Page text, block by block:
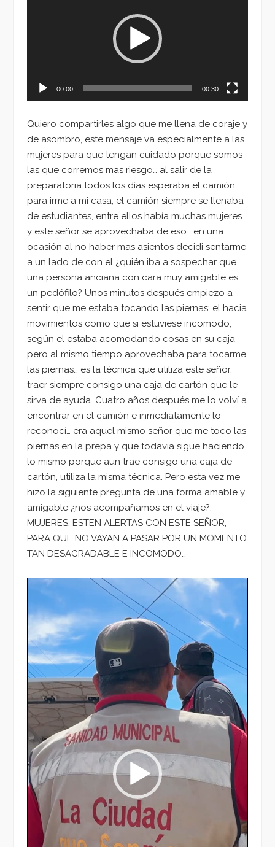
00:00 00:30
Quiero compartirles algo que me llena de coraje y
de asombro, este mensaje va especialmente a las
mujeres para que tengan cuidado porque somos
las que corremos mas riesgo… al salir de la
preparatoria todos los días esperaba el camión
para irme a mi casa, el camión siempre se llenaba
de estudiantes, entre ellos había muchas mujeres
y este señor se aprovechaba de eso… en una
ocasión al no haber mas asientos decidi sentarme
a un lado de con el ¿quién iba a sospechar que
una persona anciana con cara muy amigable es
un pedófilo? Unos minutos después empiezo a
sentir que me estaba tocando las piernas; el hacia
movimientos como que si estuviese incomodo,
según el estaba acomodando cosas en su caja
pero al mismo tiempo aprovechaba para tocarme
las piernas… es la técnica que utiliza este señor,
traer siempre consigo una caja de cartón que le
sirva de ayuda. Cuatro años después me lo volví a
encontrar en el camión e inmediatamente lo
reconocí… era aquel mismo señor que me toco las
piernas en la prepa y que todavía sigue haciendo
lo mismo porque aun trae consigo una caja de
cartón, utiliza la misma técnica. Pero esta vez me
hizo la siguiente pregunta de una forma amable y
amigable ¿nos acompañamos en el viaje?.
MUJERES, ESTEN ALERTAS CON ESTE SEÑOR,
PARA QUE NO VAYAN A PASAR POR UN MOMENTO
TAN DESAGRADABLE E INCOMODO…
Reproductor
vídeo